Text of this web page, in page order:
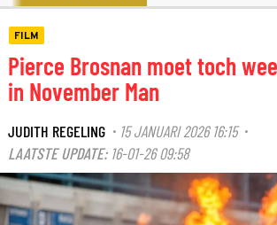
FILM
Pierce Brosnan moet toch
in November Man
JUDITH REGELING · 15 JANUARI 2026 16:15·
LAATSTE UPDATE: 16-01-26 09:58